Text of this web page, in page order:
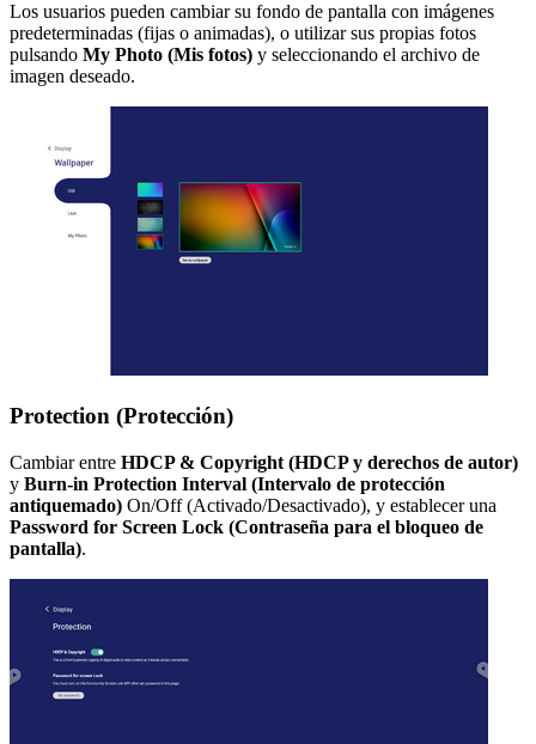
Los usuarios pueden cambiar su fondo de pantalla con imágenes
predeterminadas (fijas o animadas), o utilizar sus propias fotos
pulsando My Photo (Mis fotos) y seleccionando el archivo de
imagen deseado.
Protection (Protección)
Cambiar entre HDCP & Copyright (HDCP y derechos de autor)
y Burn-in Protection Interval (Intervalo de protección
antiquemado) On/Off (Activado/Desactivado), y establecer una
Password for Screen Lock (Contraseña para el bloqueo de
pantalla).